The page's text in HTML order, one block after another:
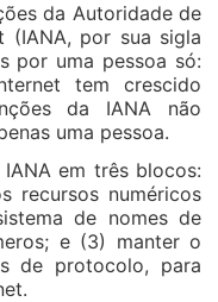
da Autoridade de
(IANA, por sua sigla
por uma pessoa só:
tem crescido
da IANA não
uma pessoa.
em três blocos:
recursos numéricos
de nomes de
e (3) manter o
de protocolo, para